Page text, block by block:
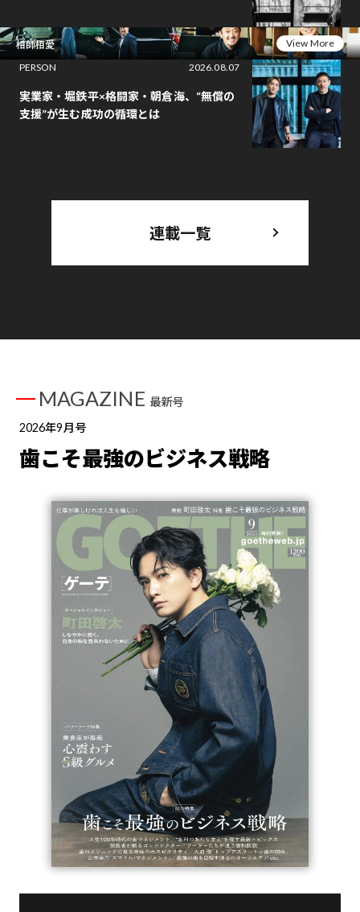
相師相愛
View More
PERSON
2026.08.07
実業家・堀鉄平×格闘家・朝倉海、“無償の
支援”が生む成功の循環とは
連載一覧
MAGAZINE 最新号
2026年9月号
歯こそ最強のビジネス戦略